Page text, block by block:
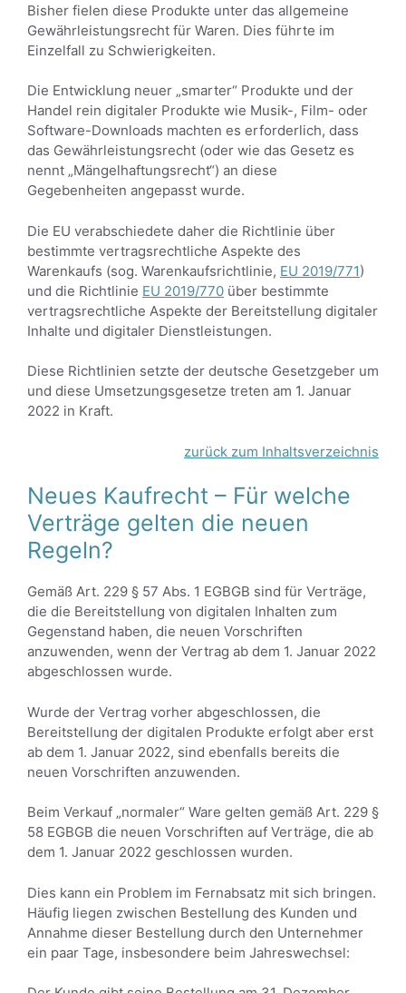
Bisher fielen diese Produkte unter das allgemeine
Gewährleistungsrecht für Waren. Dies führte im
Einzelfall zu Schwierigkeiten.
Die Entwicklung neuer „smarter“ Produkte und der
Handel rein digitaler Produkte wie Musik-, Film- oder
Software-Downloads machten es erforderlich, dass
das Gewährleistungsrecht (oder wie das Gesetz es
nennt „Mängelhaftungsrecht“) an diese
Gegebenheiten angepasst wurde.
Die EU verabschiedete daher die Richtlinie über
bestimmte vertragsrechtliche Aspekte des
Warenkaufs (sog. Warenkaufsrichtlinie, EU 2019/771)
und die Richtlinie EU 2019/770 über bestimmte
vertragsrechtliche Aspekte der Bereitstellung digitaler
Inhalte und digitaler Dienstleistungen.
Diese Richtlinien setzte der deutsche Gesetzgeber um
und diese Umsetzungsgesetze treten am 1. Januar
2022 in Kraft.
zurück zum Inhaltsverzeichnis
Neues Kaufrecht – Für welche
Verträge gelten die neuen
Regeln?
Gemäß Art. 229 § 57 Abs. 1 EGBGB sind für Verträge,
die die Bereitstellung von digitalen Inhalten zum
Gegenstand haben, die neuen Vorschriften
anzuwenden, wenn der Vertrag ab dem 1. Januar 2022
abgeschlossen wurde.
Wurde der Vertrag vorher abgeschlossen, die
Bereitstellung der digitalen Produkte erfolgt aber erst
ab dem 1. Januar 2022, sind ebenfalls bereits die
neuen Vorschriften anzuwenden.
Beim Verkauf „normaler“ Ware gelten gemäß Art. 229 §
58 EGBGB die neuen Vorschriften auf Verträge, die ab
dem 1. Januar 2022 geschlossen wurden.
Dies kann ein Problem im Fernabsatz mit sich bringen.
Häufig liegen zwischen Bestellung des Kunden und
Annahme dieser Bestellung durch den Unternehmer
ein paar Tage, insbesondere beim Jahreswechsel: